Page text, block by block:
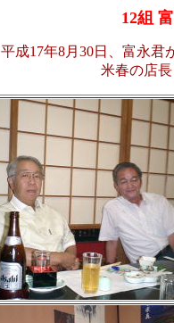
12組
平成17年8月30日、富永君
米春の店